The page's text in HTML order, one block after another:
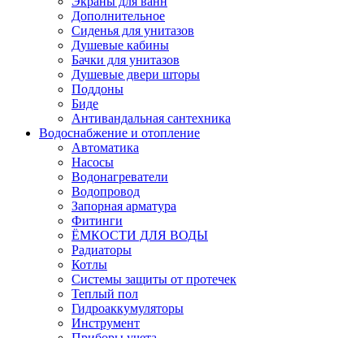
Дополнительное
Сиденья для унитазов
Душевые кабины
Бачки для унитазов
Душевые двери шторы
Поддоны
Биде
Антивандальная сантехника
Водоснабжение и отопление
Автоматика
Насосы
Водонагреватели
Водопровод
Запорная арматура
Фитинги
ЁМКОСТИ ДЛЯ ВОДЫ
Радиаторы
Котлы
Системы защиты от протечек
Теплый пол
Гидроаккумуляторы
Инструмент